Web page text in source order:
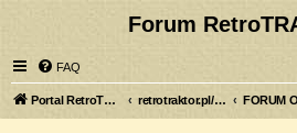
Forum
FAQ
Portal RetroTRAKTOR.pl retrotraktor.pl/forum